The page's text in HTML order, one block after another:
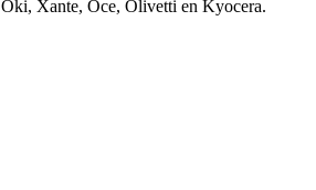
Xante, Oce, Olivetti en Kyocera.